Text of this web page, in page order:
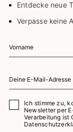
Entdecke neue
Verpasse keine
Ich stimme zu,
Newsletter per
Verarbeitung ist